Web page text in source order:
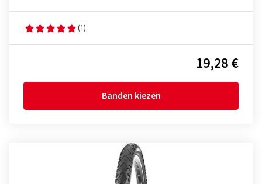
(1)
19,28 €
Banden kiezen